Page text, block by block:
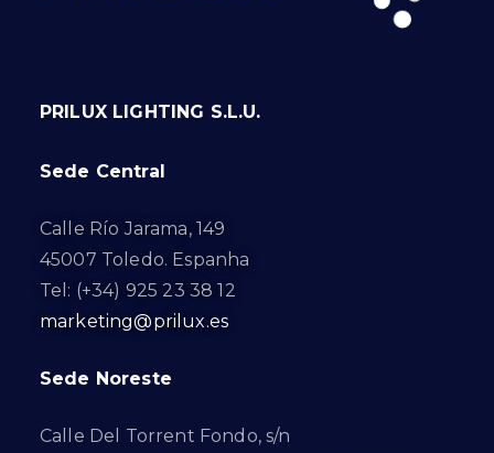
PRILUX LIGHTING S.L.U.
Sede Central
Calle Río Jarama, 149
45007 Toledo. Espanha
Tel: (+34) 925 23 38 12
marketing@prilux.es
Sede Noreste
Calle Del Torrent Fondo, s/n